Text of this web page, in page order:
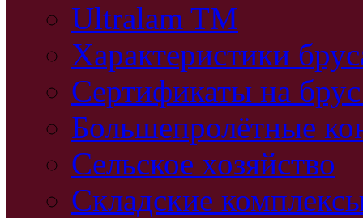
Ultralam TM
Характеристики
Сертификаты на
Большепролётные
Сельское хозяйство
Складские